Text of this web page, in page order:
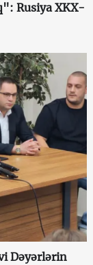
Rusiya XKX-
Dəyərlərin